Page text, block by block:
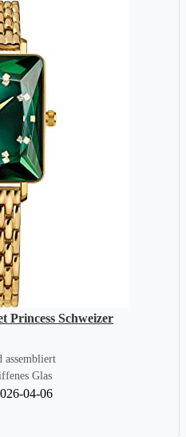
Princess Schweizer
assembliert
Glas
04-06